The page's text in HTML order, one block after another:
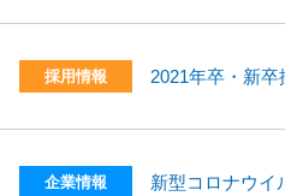
採用情報 2021年卒・新
企業情報 新型コロナウイ